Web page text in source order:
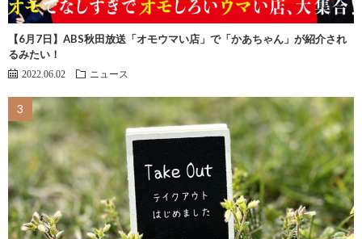
【6月7日】ABS秋田放送「オモウマい店」で「かあちゃん」が紹介され
るみたい！
2022.06.02 ニュース